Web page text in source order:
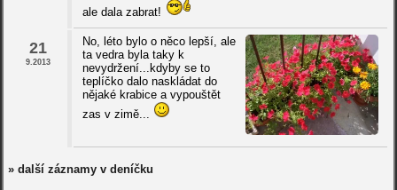
ale dala zabrat!
21
9.2013
No, léto bylo o něco lepší, ale
ta vedra byla taky k
nevydržení...kdyby se to
teplíčko dalo naskládat do
nějaké krabice a vypouštět
zas v zimě...
» další záznamy v deníčku